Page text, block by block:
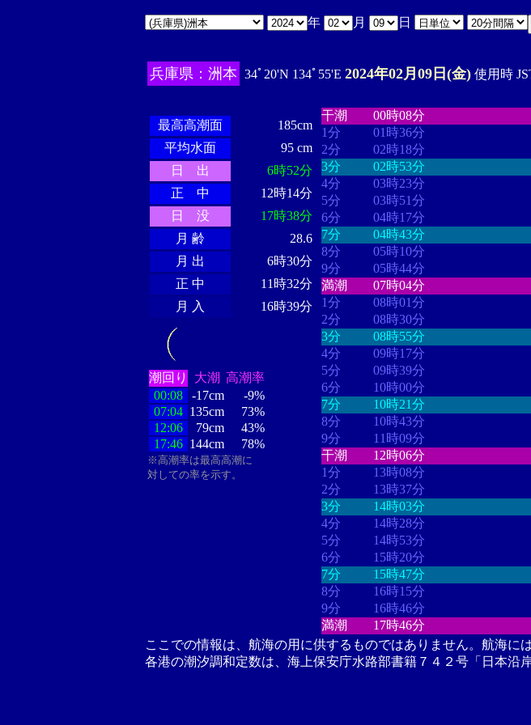
年 月 日
兵庫県：洲本 34ﾟ20'N 134ﾟ55'E 2024年02月09日(金) 使用時
最高高潮面
185cm
平均水面
95 cm
日 出
6時52分
正 中
12時14分
日 没
17時38分
月 齢
28.6
月 出
6時30分
正 中
11時32分
月 入
16時39分
潮回り 大潮 高潮率
00:08
-17cm
-9%
07:04 135cm
73%
12:06
79cm
43%
17:46 144cm 78%
※高潮率は最高高潮に
対しての率を示す。
干潮
00時08分
1分
01時36分
2分
02時18分
3分
02時53分
4分
03時23分
5分
03時51分
6分
04時17分
7分
04時43分
8分
05時10分
9分
05時44分
満潮
07時04分
1分
08時01分
2分
08時30分
3分
08時55分
4分
09時17分
5分
09時39分
6分
10時00分
7分
10時21分
8分
10時43分
9分
11時09分
干潮
12時06分
1分
13時08分
2分
13時37分
3分
14時03分
4分
14時28分
5分
14時53分
6分
15時20分
7分
15時47分
8分
16時15分
9分
16時46分
満潮
17時46分
ここでの情報は、航海の用に供するものではありません。航海に
各港の潮汐調和定数は、海上保安庁水路部書籍７４２号「日本沿